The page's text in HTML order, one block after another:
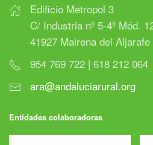
Edificio Metropol 3
C/ Industria nº 5-4ª Mód.
41927 Mairena del
954 769 722 | 618 212 064
ara@andaluciarural.org
Entidades colaboradoras